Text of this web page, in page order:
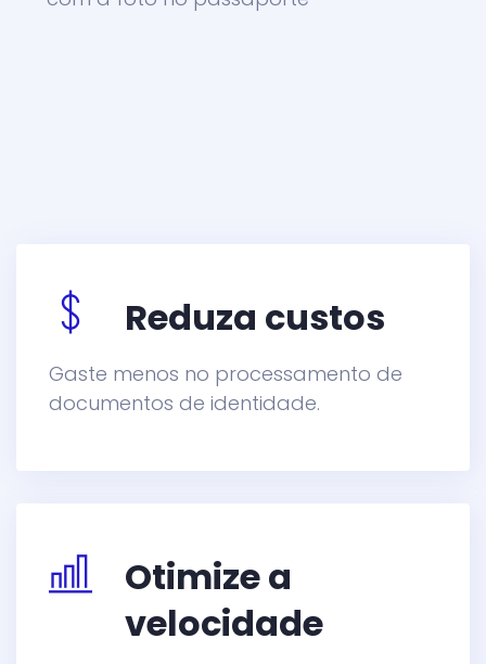
Reduza custos
Gaste menos no processamento de
documentos de identidade.
Otimize a
velocidade